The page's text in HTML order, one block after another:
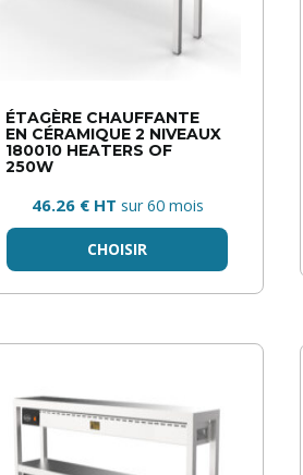
ÉTAGÈRE CHAUFFANTE
EN CÉRAMIQUE 2 NIVEAUX
180010 HEATERS OF
250W
46.26 € HT sur 60 mois
CHOISIR